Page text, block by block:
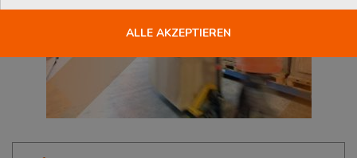
ALLE AKZEPTIEREN